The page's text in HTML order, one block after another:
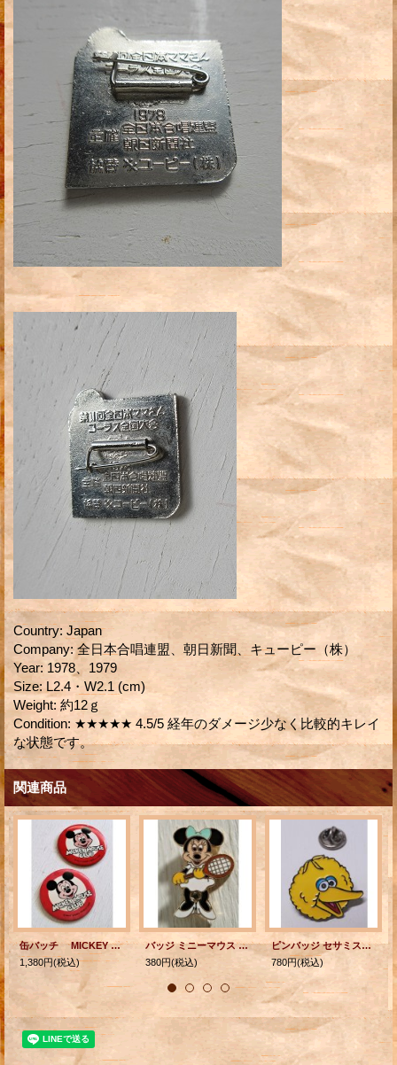
Country: Japan
Company: 全日本合唱連盟、朝日新聞、キューピー（株）
Year: 1978、1979
Size: L2.4・W2.1 (cm)
Weight: 約12ｇ
Condition: ★★★★★ 4.5/5 経年のダメージ少なく比較的キレイ
な状態です。
関連商品
缶バッチ MICKEY MOUSE CLUB （ミッキーマウス・クラブ） ©WALT DISNEY PRODUCTIONS 各1個（A,B)
1,380円(税込)
バッジ ミニーマウス テニス WALT DISNEY PRODUCTIONS
380円(税込)
ピンバッジ セサミストリート ビッグバード ©HENSON
780円(税込)